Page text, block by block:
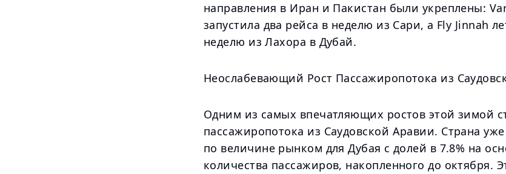
направления в Иран и Пакистан были укреплены:
запустила два рейса в неделю из Сари, а Fly Jinnah
неделю из Лахора в Дубай.
Неослабевающий Рост Пассажиропотока из
Одним из самых впечатляющих ростов этой зимой
пассажиропотока из Саудовской Аравии. Страна
по величине рынком для Дубая с долей в 7.8% на
количества пассажиров, накопленного до октября.